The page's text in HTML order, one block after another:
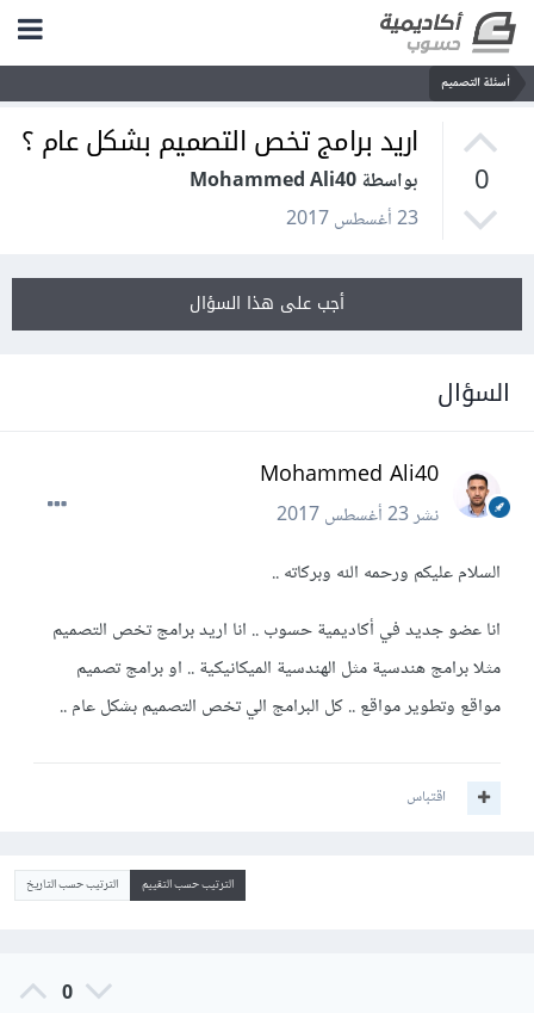
أسئلة التصميم
0
اريد برامج تخص التصميم بشكل عام ؟
بواسطة Mohammed Ali40
23 أغسطس 2017
أجب على هذا السؤال
السؤال
Mohammed Ali40
نشر23 أغسطس 2017
السلام عليكم ورحمه الله وبركاته ..
انا عضو جديد في أكاديمية حسوب .. انا اريد برامج تخص التصميم
مثلا برامج هندسية مثل الهندسية الميكانيكية .. او برامج تصميم
مواقع وتطوير مواقع .. كل البرامج الي تخص التصميم بشكل عام ..
اقتباس
الترتيب حسب التقييم الترتيب حسب التاريخ
0